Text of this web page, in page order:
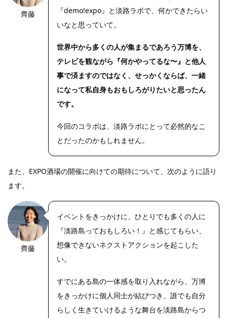
齊藤
『demo!expo』と淡路ラボで、何かできたらい
いなと思っていて。
世界中から多くの人が集まるであろう万博を、
テレビを観ながら『何かやってるな〜』と他人
事で済ますのではなく、せっかくならば、一緒
になって私自身もおもしろがりたいと思ったん
です。
今回のコラボは、淡路ラボにとって必然的なこ
とだったのかもしれません。
また、EXPO酒場の開催に向けての期待について、次のように語り
ます。
齊藤
イベントをきっかけに、ひとりでも多くの人に
『淡路島っておもしろい！』と感じてもらい、
想像できないネクストアクションを起こした
い。
すでにある島の一体感を取り入れながら、万博
をきっかけに個人同士が結びつき、誰でも自分
らしく生きていけるような舞台を淡路島からつ